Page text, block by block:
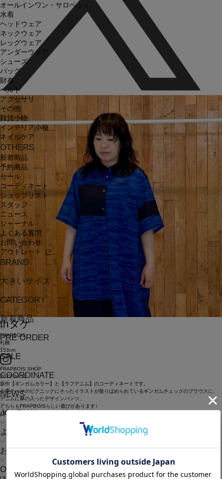
オールインワン・サロペット
水着
ヘッドウェア
ネックウェア
レッグウェア
アンダーウェア
シューズ
バッグ
財布
ベルト
アクセサリ
その他
雑貨小物
インテリア小物
ネイルケア
OTHERS
新着商品
予約商品
セール
コーディネート
ショップリスト
スタッフ
ニュース
ジャーナル
よくある質問
お問い合わせ
アウトレット
BRAND
大きいサイズ
CATEGORY
新着商品
PRE ORDER
SALE
COORDINATE
NEWS
JOURNAL
よくある質問
お問い合わせ
OUTLET
thタケ
FRAPBOIS
札幌
153cm
FRAPBOIS SHOP
2023.04.11
新作【ギンガムカラー】と【ラフデニム】のコーディネートです。
今季テーマのピクニックにそったイラストが散りばめられているギンガムチェックのブラウスに、
デニムに麻の入ったデザインパンツ。
どちらもFRAPBOISらしい遊びがあります♪
ITEMS